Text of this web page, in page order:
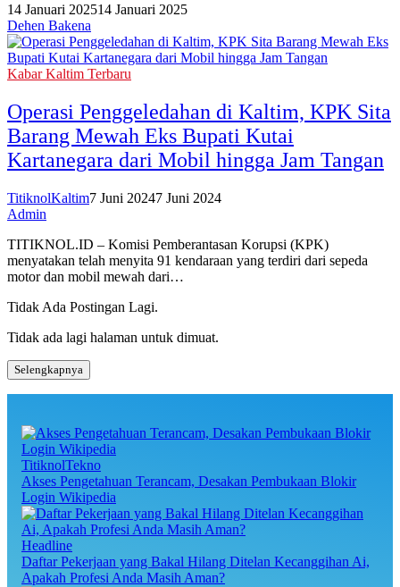
14 Januari 202514 Januari 2025
Dehen Bakena
Kabar Kaltim Terbaru
Operasi Penggeledahan di Kaltim, KPK Sita
Barang Mewah Eks Bupati Kutai
Kartanegara dari Mobil hingga Jam Tangan
TitiknolKaltim7 Juni 20247 Juni 2024
Admin
TITIKNOL.ID – Komisi Pemberantasan Korupsi (KPK)
menyatakan telah menyita 91 kendaraan yang terdiri dari sepeda
motor dan mobil mewah dari…
Tidak Ada Postingan Lagi.
Tidak ada lagi halaman untuk dimuat.
Selengkapnya
TitiknolTekno
Akses Pengetahuan Terancam, Desakan Pembukaan Blokir
Login Wikipedia
Headline
Daftar Pekerjaan yang Bakal Hilang Ditelan Kecanggihan Ai,
Apakah Profesi Anda Masih Aman?